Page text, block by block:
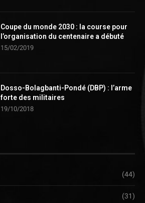
Coupe du monde 2030 : la course pour
l’organisation du centenaire a débuté
15/02/2019
Dosso-Bolagbanti-Pondé (DBP) : l’arme
forte des militaires
19/10/2018
(44)
(31)